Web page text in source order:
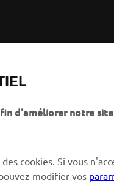
d'améliorer notre
cookies. Si vous
modifier vos